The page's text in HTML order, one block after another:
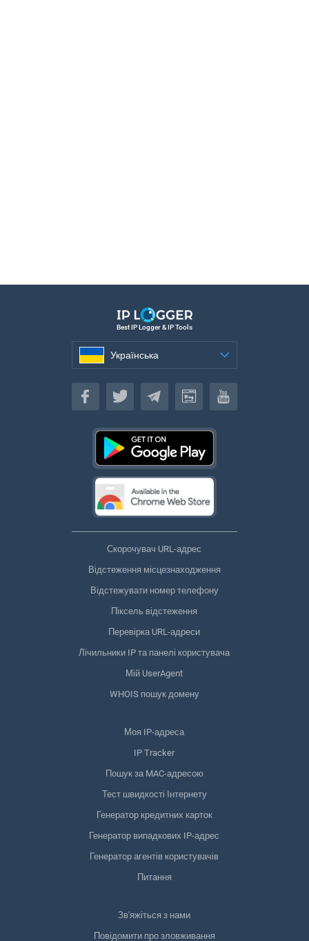
Best IP Logger & IP Tools
Українська
Українська
Скорочувач URL-адрес
Відстеження місцезнаходження
Відстежувати номер телефону
Піксель відстеження
Перевірка URL-адреси
Лічильники IP та панелі користувача
Мій UserAgent
WHOIS пошук домену
Моя IP-адреса
IP Tracker
Пошук за MAC-адресою
Тест швидкості Інтернету
Генератор кредитних карток
Генератор випадкових IP-адрес
Генератор агентів користувачів
Питання
Зв'яжіться з нами
Повідомити про зловживання